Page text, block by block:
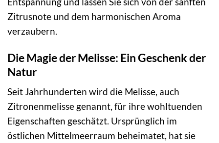
Zitrusnote und dem harmonischen Aroma
verzaubern.
Die Magie der Melisse: Ein Geschenk der
Natur
Seit Jahrhunderten wird die Melisse, auch
Zitronenmelisse genannt, für ihre wohltuenden
Eigenschaften geschätzt. Ursprünglich im
östlichen Mittelmeerraum beheimatet, hat sie